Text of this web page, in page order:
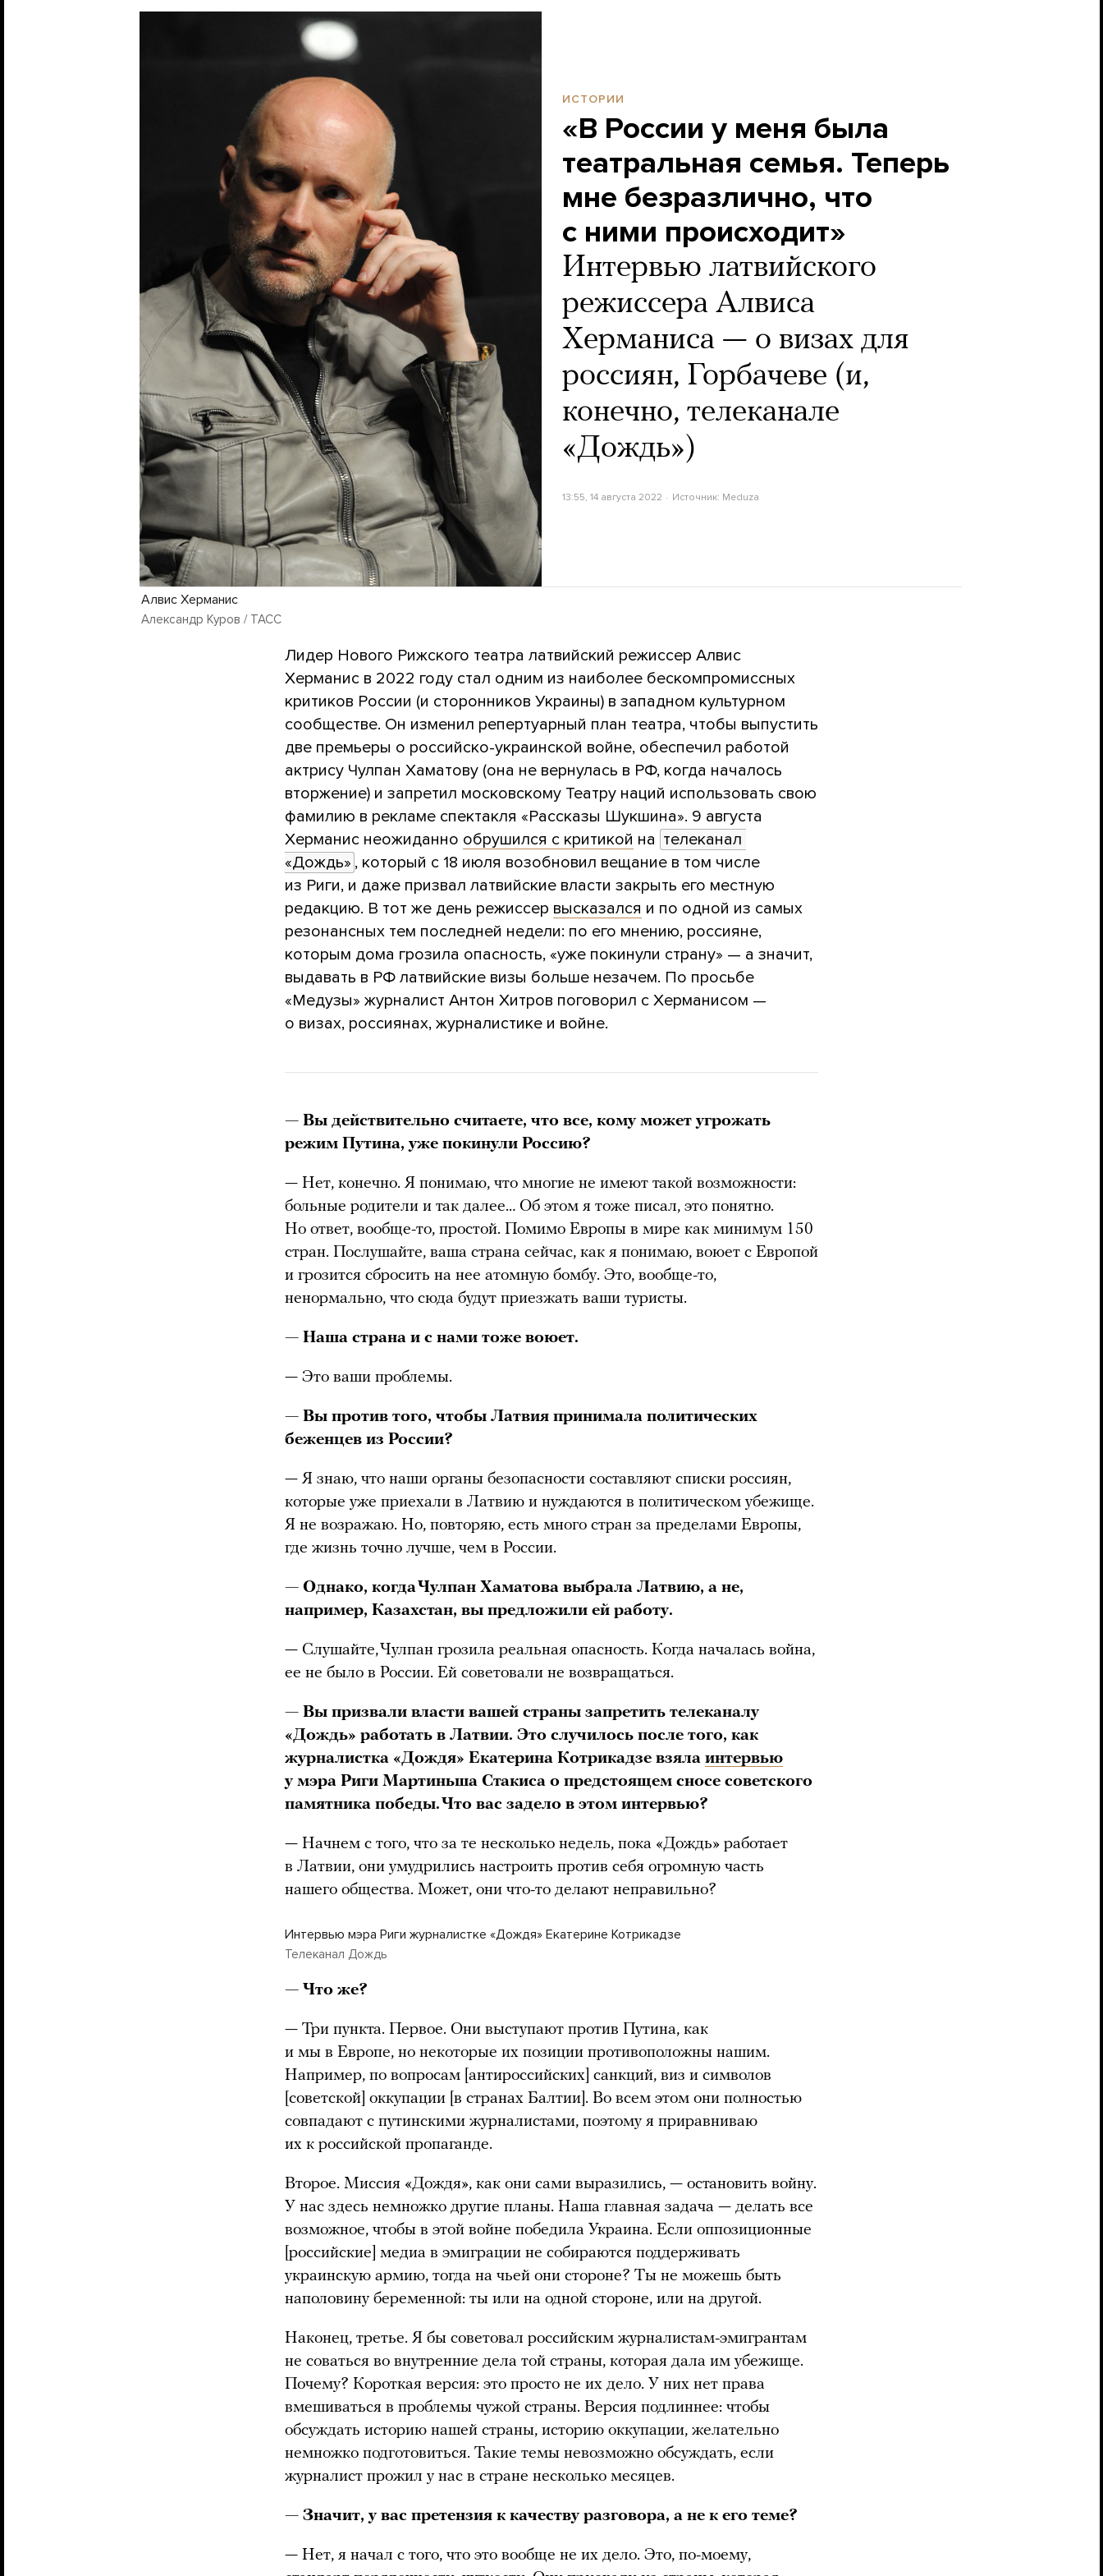
ИСТОРИИ
«В России у меня была
театральная семья. Теперь
мне безразлично, что
с ними происходит»
Интервью латвийского
режиссера Алвиса
Херманиса — о визах для
россиян, Горбачеве (и,
конечно, телеканале
«Дождь»)
13:55, 14 августа 2022 Источник: Meduza
Алвис Херманис
Александр Куров / ТАСС
Лидер Нового Рижского театра латвийский режиссер Алвис
Херманис в 2022 году стал одним из наиболее бескомпромиссных
критиков России (и сторонников Украины) в западном культурном
сообществе. Он изменил репертуарный план театра, чтобы выпустить
две премьеры о российско-украинской войне, обеспечил работой
актрису Чулпан Хаматову (она не вернулась в РФ, когда началось
вторжение) и запретил московскому Театру наций использовать свою
фамилию в рекламе спектакля «Рассказы Шукшина». 9 августа
Херманис неожиданно обрушился с критикой на телеканал
«Дождь» , который с 18 июля возобновил вещание в том числе
из Риги, и даже призвал латвийские власти закрыть его местную
редакцию. В тот же день режиссер высказался и по одной из самых
резонансных тем последней недели: по его мнению, россияне,
которым дома грозила опасность, «уже покинули страну» — а значит,
выдавать в РФ латвийские визы больше незачем. По просьбе
«Медузы» журналист Антон Хитров поговорил с Херманисом —
о визах, россиянах, журналистике и войне.
— Вы действительно считаете, что все, кому может угрожать
режим Путина, уже покинули Россию?
— Нет, конечно. Я понимаю, что многие не имеют такой возможности:
больные родители и так далее… Об этом я тоже писал, это понятно.
Но ответ, вообще-то, простой. Помимо Европы в мире как минимум 150
стран. Послушайте, ваша страна сейчас, как я понимаю, воюет с Европой
и грозится сбросить на нее атомную бомбу. Это, вообще-то,
ненормально, что сюда будут приезжать ваши туристы.
— Наша страна и с нами тоже воюет.
— Это ваши проблемы.
— Вы против того, чтобы Латвия принимала политических
беженцев из России?
— Я знаю, что наши органы безопасности составляют списки россиян,
которые уже приехали в Латвию и нуждаются в политическом убежище.
Я не возражаю. Но, повторяю, есть много стран за пределами Европы,
где жизнь точно лучше, чем в России.
— Однако, когда Чулпан Хаматова выбрала Латвию, а не,
например, Казахстан, вы предложили ей работу.
— Слушайте, Чулпан грозила реальная опасность. Когда началась война,
ее не было в России. Ей советовали не возвращаться.
— Вы призвали власти вашей страны запретить телеканалу
«Дождь» работать в Латвии. Это случилось после того, как
журналистка «Дождя» Екатерина Котрикадзе взяла интервью
у мэра Риги Мартиньша Стакиса о предстоящем сносе советского
памятника победы. Что вас задело в этом интервью?
— Начнем с того, что за те несколько недель, пока «Дождь» работает
в Латвии, они умудрились настроить против себя огромную часть
нашего общества. Может, они что-то делают неправильно?
Интервью мэра Риги журналистке «Дождя» Екатерине Котрикадзе
Телеканал Дождь
— Что же?
— Три пункта. Первое. Они выступают против Путина, как
и мы в Европе, но некоторые их позиции противоположны нашим.
Например, по вопросам [антироссийских] санкций, виз и символов
[советской] оккупации [в странах Балтии]. Во всем этом они полностью
совпадают с путинскими журналистами, поэтому я приравниваю
их к российской пропаганде.
Второе. Миссия «Дождя», как они сами выразились, — остановить войну.
У нас здесь немножко другие планы. Наша главная задача — делать все
возможное, чтобы в этой войне победила Украина. Если оппозиционные
[российские] медиа в эмиграции не собираются поддерживать
украинскую армию, тогда на чьей они стороне? Ты не можешь быть
наполовину беременной: ты или на одной стороне, или на другой.
Наконец, третье. Я бы советовал российским журналистам-эмигрантам
не соваться во внутренние дела той страны, которая дала им убежище.
Почему? Короткая версия: это просто не их дело. У них нет права
вмешиваться в проблемы чужой страны. Версия подлиннее: чтобы
обсуждать историю нашей страны, историю оккупации, желательно
немножко подготовиться. Такие темы невозможно обсуждать, если
журналист прожил у нас в стране несколько месяцев.
— Значит, у вас претензия к качеству разговора, а не к его теме?
— Нет, я начал с того, что это вообще не их дело. Это, по-моему,